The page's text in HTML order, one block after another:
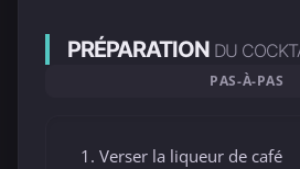
PRÉPARATION DU
PAS-À-PAS
Verser la liqueur de café